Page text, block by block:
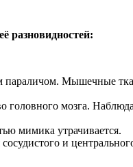
разновидностей:
Мышечные
мозга.
мимика утрачивается.
и